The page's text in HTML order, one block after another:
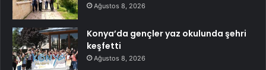
Ağustos 8, 2026
Konya’da gençler yaz okulunda şehri
keşfetti
Ağustos 8, 2026